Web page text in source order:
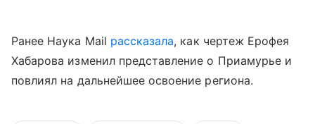
Ранее Наука Mail рассказала, как чертеж Ерофея
Хабарова изменил представление о Приамурье и
повлиял на дальнейшее освоение региона.